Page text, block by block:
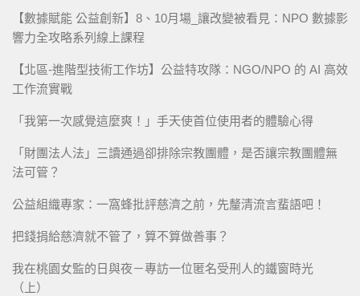
【數據賦能 公益創新】8、10月場_讓改變被看見：NPO 數據影
響力全攻略系列線上課程
【北區-進階型技術工作坊】公益特攻隊：NGO/NPO 的 AI 高效
工作流實戰
「我第一次感覺這麼爽！」手天使首位使用者的體驗心得
「財團法人法」三讀通過卻排除宗教團體，是否讓宗教團體無
法可管？
公益組織專家：一窩蜂批評慈濟之前，先釐清流言蜚語吧！
把錢捐給慈濟就不管了，算不算做善事？
我在桃園女監的日與夜－專訪一位匿名受刑人的鐵窗時光
（上）